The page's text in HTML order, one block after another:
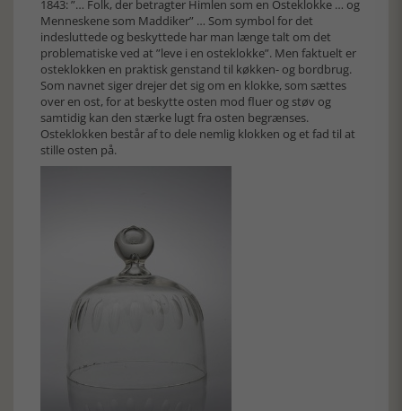
1843: ”… Folk, der betragter Himlen som en Osteklokke … og
Menneskene som Maddiker” … Som symbol for det
indesluttede og beskyttede har man længe talt om det
problematiske ved at ”leve i en osteklokke”. Men faktuelt er
osteklokken en praktisk genstand til køkken- og bordbrug.
Som navnet siger drejer det sig om en klokke, som sættes
over en ost, for at beskytte osten mod fluer og støv og
samtidig kan den stærke lugt fra osten begrænses.
Osteklokken består af to dele nemlig klokken og et fad til at
stille osten på.